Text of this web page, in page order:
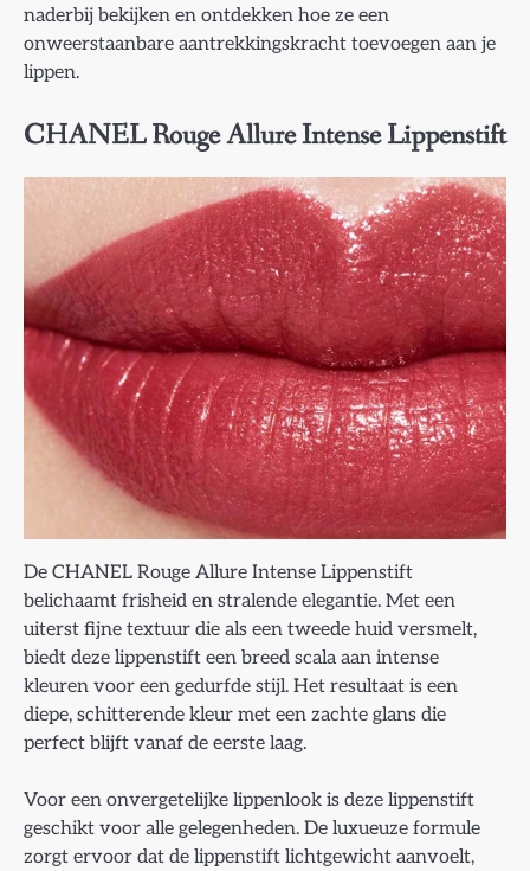
naderbij bekijken en ontdekken hoe ze een
onweerstaanbare aantrekkingskracht toevoegen aan je
lippen.
CHANEL Rouge Allure Intense Lippenstift
De CHANEL Rouge Allure Intense Lippenstift
belichaamt frisheid en stralende elegantie. Met een
uiterst fijne textuur die als een tweede huid versmelt,
biedt deze lippenstift een breed scala aan intense
kleuren voor een gedurfde stijl. Het resultaat is een
diepe, schitterende kleur met een zachte glans die
perfect blijft vanaf de eerste laag.
Voor een onvergetelijke lippenlook is deze lippenstift
geschikt voor alle gelegenheden. De luxueuze formule
zorgt ervoor dat de lippenstift lichtgewicht aanvoelt,